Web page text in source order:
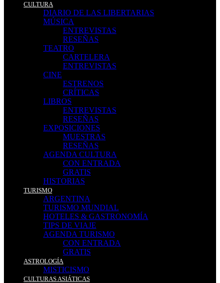
CULTURA
DIARIO DE LAS LIBERTARIAS
MÚSICA
ENTREVISTAS
RESEÑAS
TEATRO
CARTELERA
ENTREVISTAS
CINE
ESTRENOS
CRÍTICAS
LIBROS
ENTREVISTAS
RESEÑAS
EXPOSICIONES
MUESTRAS
RESEÑAS
AGENDA CULTURA
CON ENTRADA
GRATIS
HISTORIAS
TURISMO
ARGENTINA
TURISMO MUNDIAL
HOTELES & GASTRONOMÍA
TIPS DE VIAJE
AGENDA TURISMO
CON ENTRADA
GRATIS
ASTROLOGÍA
MISTICISMO
CULTURAS ASIÁTICAS